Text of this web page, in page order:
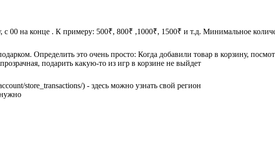
на конце . К примеру: 500₹, 800₹ ,1000₹, 1500₹ и т.д. Минимальное
Определить это очень просто: Когда добавили товар в корзину,
подарить какую-то из игр в корзине не выйдет
store_transactions/) - здесь можно узнать свой регион